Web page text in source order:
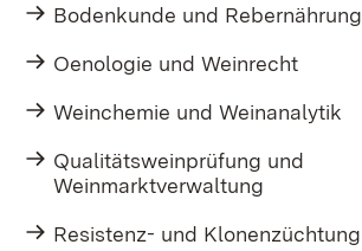
Bodenkunde und Rebernährung
Oenologie und Weinrecht
Weinchemie und Weinanalytik
Qualitätsweinprüfung und
Weinmarktverwaltung
Resistenz- und Klonenzüchtung